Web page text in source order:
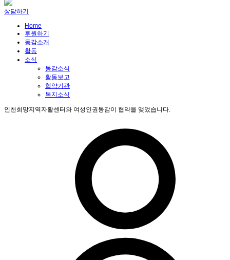
상담하기
Home
후원하기
동감소개
활동
소식
동감소식
활동보고
협약기관
복지소식
인천희망지역자활센터와 여성인권동감이 협약을 맺었습니다.